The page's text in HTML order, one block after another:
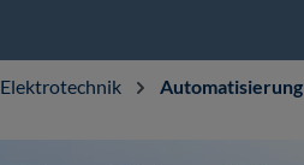
Elektrotechnik Automatisierung